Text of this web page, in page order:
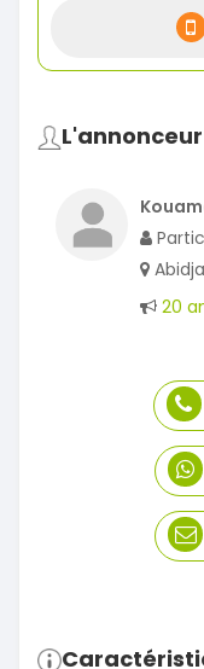
L'annonceur
20